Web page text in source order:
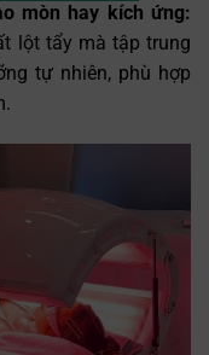
mòn hay kích ứng:
lột tẩy mà tập trung
tự nhiên, phù hợp